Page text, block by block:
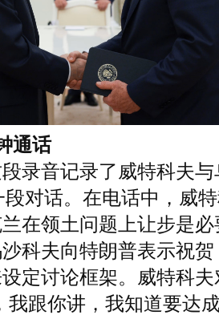
通话
录音记录了威特科夫
对话。在电话中，威
在领土问题上让步是
科夫向特朗普表示祝
定讨论框架。威特科
我跟你讲，我知道要达